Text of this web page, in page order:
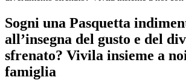
Sogni una Pasquetta
all’insegna del gusto e del
sfrenato? Vivila insieme a
famiglia